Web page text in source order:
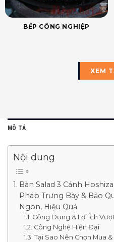
BẾP CÔNG NGHIỆP
XEM
MÔ TẢ
Nội dung
Bàn Salad 3 Cánh
Pháp Trưng Bày & Bảo
Ngon, Hiệu Quả
Công Dụng & Lợi Ích
Công Nghệ Hiện Đại
Tại Sao Nên Chọn Mua